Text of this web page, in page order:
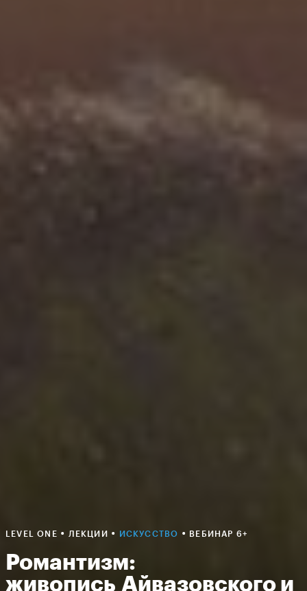
LEVEL ONE • ЛЕКЦИИ • ИСКУССТВО • ВЕБИНАР 6+
Романтизм:
живопись Айвазовского и